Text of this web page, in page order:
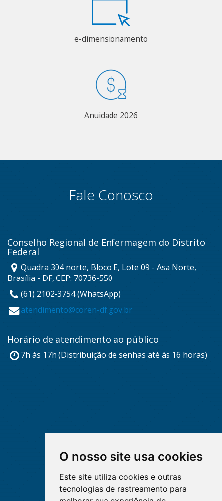
O nosso site usa cookies
Este site utiliza cookies e outras
tecnologias de rastreamento para
e-dimensionamento
Anuidade 2026
Fale Conosco
Conselho Regional de Enfermagem do Distrito
Federal
Quadra 304 norte, Bloco E, Lote 09 - Asa Norte,
Brasília - DF, CEP: 70736-550
(61) 2102-3754 (WhatsApp)
atendimento@coren-df.gov.br
Horário de atendimento ao público
7h às 17h (Distribuição de senhas até às 16 horas)